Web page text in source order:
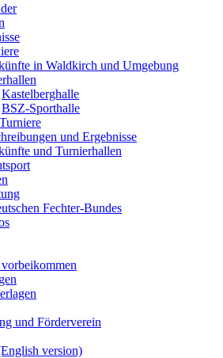
in Waldkirch und Umgebung
Kastelberghalle
BSZ-Sporthalle
und Ergebnisse
und Turnierhallen
Fechter-Bundes
und Förderverein
version)